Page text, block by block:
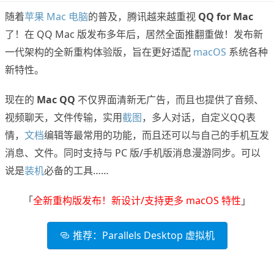
随着苹果 Mac 电脑的普及，腾讯越来越重视 QQ for Mac
了！在 QQ Mac 版发布多年后，居然全面推翻重做！发布新
一代架构的全新重构体验版，旨在更好适配 macOS 系统各种
新特性。
现在的 Mac QQ 不仅界面清新无广告，而且也提供了音频、
视频聊天，文件传输，实用截图，多人对话，自定义QQ表
情， 文档编辑等最常用的功能，而且还可以与自己的手机互发
消息、文件。同时支持与 PC 版/手机版消息漫游同步。可以
说是装机必备的工具……
「全新重构版发布！新设计/支持更多 macOS 特性 」
推荐：Parallels Desktop 虚拟机